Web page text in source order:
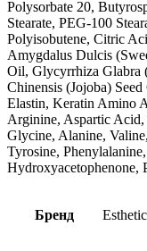
Polysorbate 20,
Stearate, PEG-100
Polyisobutene, Citric
Amygdalus Dulcis
Oil, Glycyrrhiza Glabra
Chinensis (Jojoba)
Elastin, Keratin Amino
Arginine, Aspartic
Glycine, Alanine,
Tyrosine,
Hydroxyacetophenone,
Бренд